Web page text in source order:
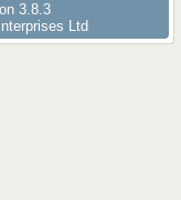
3.8.3
Ltd.